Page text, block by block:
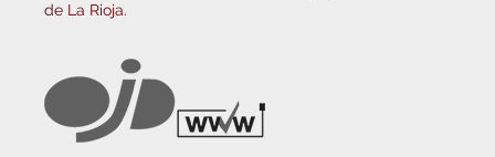
de La Rioja.